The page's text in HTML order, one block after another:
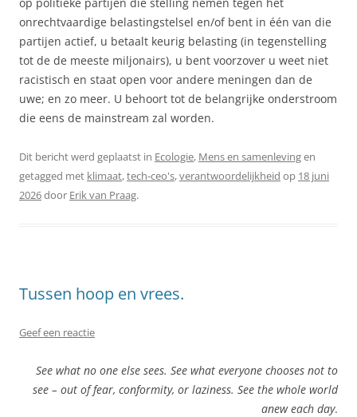
onrechtvaardige belastingstelsel en/of bent in één van die
partijen actief, u betaalt keurig belasting (in tegenstelling
tot de de meeste miljonairs), u bent voorzover u weet niet
racistisch en staat open voor andere meningen dan de
uwe; en zo meer. U behoort tot de belangrijke onderstroom
die eens de mainstream zal worden.
Dit bericht werd geplaatst in Ecologie, Mens en samenlevingen
getagged met klimaat,tech-ceo's,verantwoordelijkheid op 18 juni
2026door Erik van Praag.
Tussen hoop en vrees.
Geef een reactie
See what no one else sees. See what everyone chooses not to
see – out of fear, conformity, or laziness. See the whole world
anew each day.